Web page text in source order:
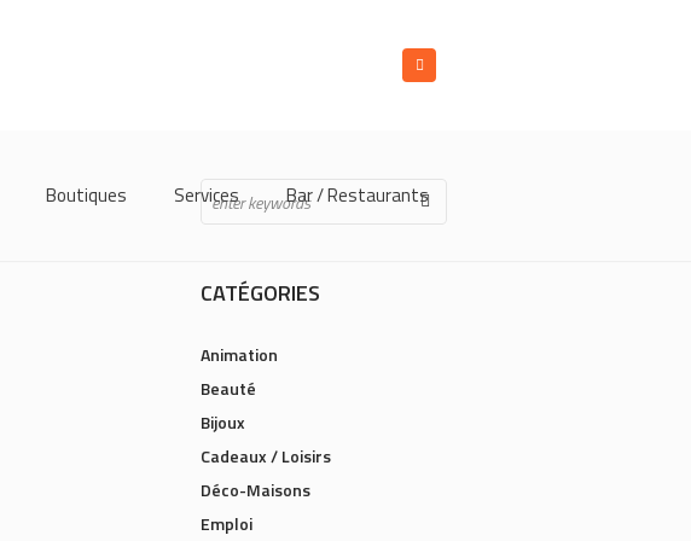
Boutiques Services Bar / Restaurants
CATÉGORIES
Animation
Beauté
Bijoux
Cadeaux / Loisirs
Déco-Maisons
Emploi